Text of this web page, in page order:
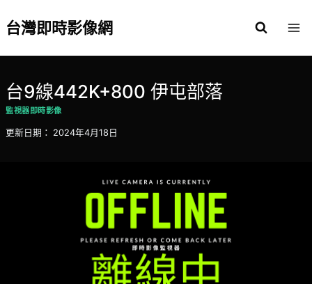
to台灣即時影像網
台9線442K+800 伊屯部落
監視器即時影像
更新日期： 2024年4月18日